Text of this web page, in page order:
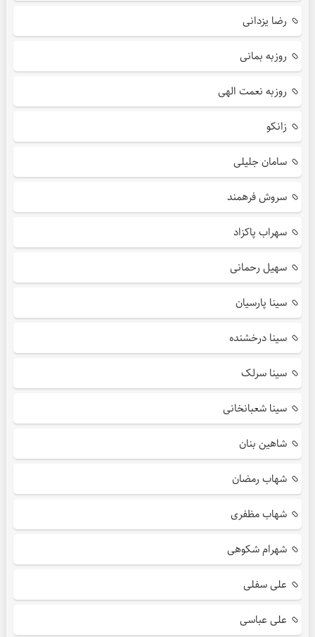
رضا یزدانی
روزبه بمانی
روزبه نعمت الهی
زانکو
سامان جلیلی
سروش فرهمند
سهراب پاکزاد
سهیل رحمانی
سینا پارسیان
سینا درخشنده
سینا سرلک
سینا شعبانخانی
شاهین بنان
شهاب رمضان
شهاب مظفری
شهرام شکوهی
علی سفلی
علی عباسی